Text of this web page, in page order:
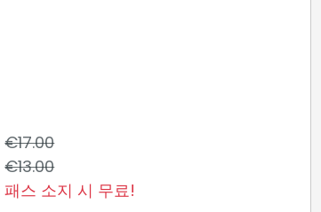
€17.00
€13.00
패스 소지 시 무료!